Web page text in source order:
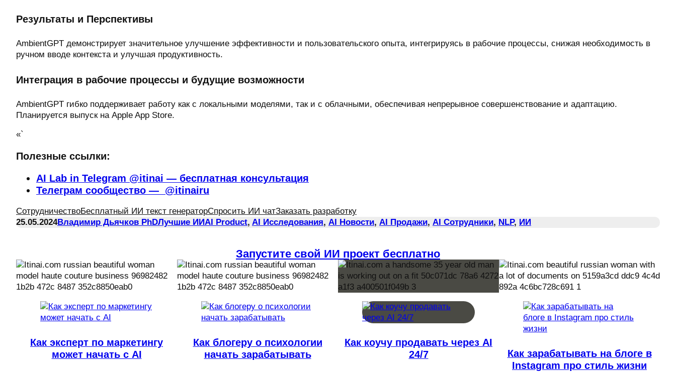
Результаты и Перспективы
AmbientGPT демонстрирует значительное улучшение эффективности и пользовательского опыта, интегрируясь в рабочие процессы, снижая необходимость в
ручном вводе контекста и улучшая продуктивность.
Интеграция в рабочие процессы и будущие возможности
AmbientGPT гибко поддерживает работу как с локальными моделями, так и с облачными, обеспечивая непрерывное совершенствование и адаптацию.
Планируется выпуск на Apple App Store.
«`
Полезные ссылки:
AI Lab in Telegram @itinai — бесплатная консультация
Телеграм сообщество — @itinairu
СотрудничествоБесплатный ИИ текст генераторСпросить ИИ чатЗаказать разработку
25.05.2024Владимир Дьячков PhDЛучшие ИИAI Product, AI Исследования, AI Новости, AI Продажи, AI Сотрудники, NLP, ИИ
Запустите свой ИИ проект бесплатно
Как эксперт по маркетингу
может начать с AI
Как блогеру о психологии
начать зарабатывать
Как коучу продавать через AI
24/7
Как зарабатывать на блоге в
Instagram про стиль жизни